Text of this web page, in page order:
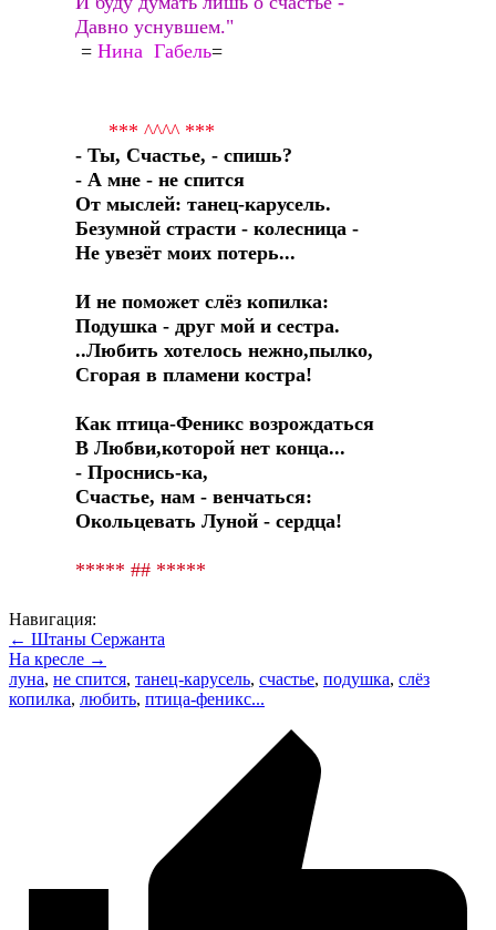
Давно уснувшем."
= Нина Габель=
*** ^^^^ ***
- Ты, Счастье, - спишь?
- А мне - не спится
От мыслей: танец-карусель.
Безумной страсти - колесница -
Не увезёт моих потерь...
И не поможет слёз копилка:
Подушка - друг мой и сестра.
..Любить хотелось нежно,пылко,
Сгорая в пламени костра!
Как птица-Феникс возрождаться
В Любви,которой нет конца...
- Проснись-ка,
Счастье, нам - венчаться:
Окольцевать Луной - сердца!
***** ## *****
Навигация:
← Штаны Сержанта
На кресле →
луна, не спится, танец-карусель, счастье, подушка, слёз
копилка, любить, птица-феникс...